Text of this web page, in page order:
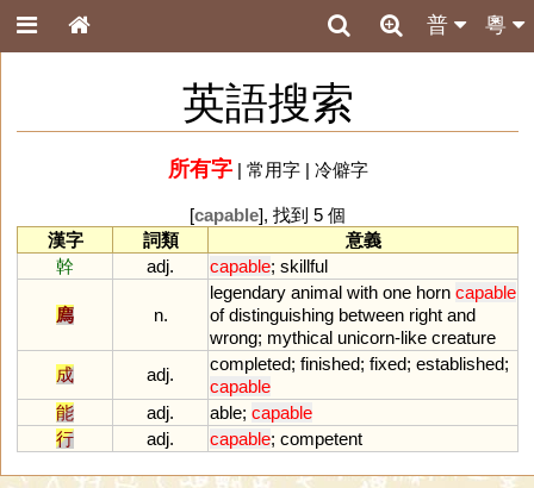
粵
普
英語搜索
所有字| 常用字| 冷僻字
[capable], 找到 5 個
漢字
詞類
意義
幹
adj. capable; skillful
廌 n.
legendary animal with one horn capable
of distinguishing between right and
wrong; mythical unicorn-like creature
成
adj.
completed; finished; fixed; established;
capable
能
adj. able; capable
行
adj. capable; competent